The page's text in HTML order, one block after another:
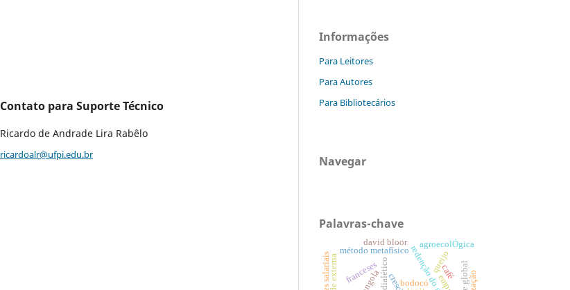
Contato para Suporte Técnico
Ricardo de Andrade Lira Rabêlo
ricardoalr@ufpi.edu.br
Informações
Para Leitores
Para Autores
Para Bibliotecários
Navegar
Palavras-chave
método metafísico
angola
agroecolÓgica
queijo
bodocó
franceses
david bloor
café